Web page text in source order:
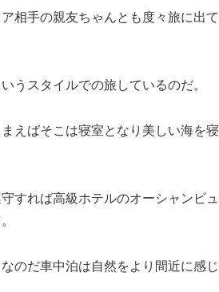
相手の親友ちゃんとも度々旅に出て
うスタイルでの旅しているのだ。
えばそこは寝室となり美しい海を寝
すれば高級ホテルのオーシャンビュ
のだ車中泊は自然をより間近に感じ